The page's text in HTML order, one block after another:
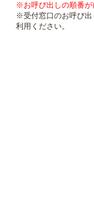
※お呼び出しの順番が
※受付窓口のお呼び出
利用ください。